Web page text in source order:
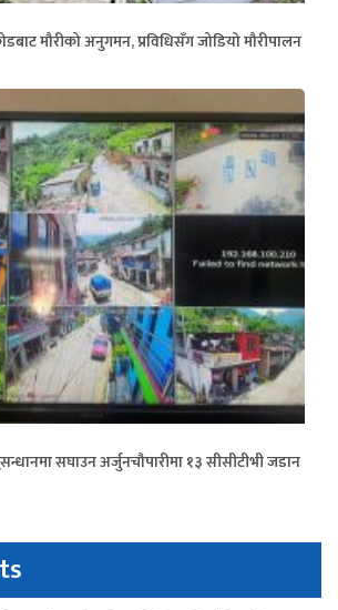
मौरीको अनुगमन, प्रविधिसँग जोडियो मौरीपालन
सघाउन अर्जुनचौपारीमा १३ सीसीटीभी जडान